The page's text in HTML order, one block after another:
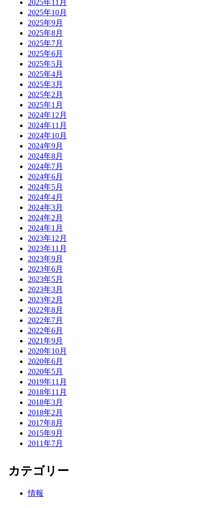
2025年11月
2025年10月
2025年9月
2025年8月
2025年7月
2025年6月
2025年5月
2025年4月
2025年3月
2025年2月
2025年1月
2024年12月
2024年11月
2024年10月
2024年9月
2024年8月
2024年7月
2024年6月
2024年5月
2024年4月
2024年3月
2024年2月
2024年1月
2023年12月
2023年11月
2023年9月
2023年6月
2023年5月
2023年3月
2023年2月
2022年8月
2022年7月
2022年6月
2021年9月
2020年10月
2020年6月
2020年5月
2019年11月
2018年11月
2018年3月
2018年2月
2017年8月
2015年9月
2011年7月
カテゴリー
情報